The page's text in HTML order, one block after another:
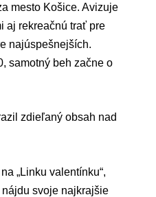
mesto Košice. Avizuje
aj rekreačnú trať pre
najúspešnejších.
samotný beh začne o
zdieľaný obsah nad
„Linku valentínku“,
svoje najkrajšie